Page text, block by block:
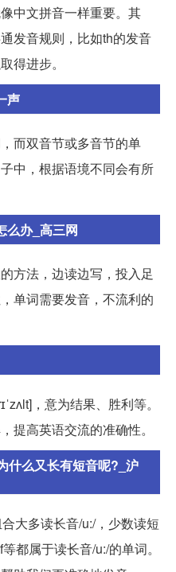
中文拼音一样重要。其
发音规则，比如th的发音
得进步。
声
而双音节或多音节的单
中，根据语境不同会有所
么办_高三网
方法，边读边写，投入足
单词需要发音，不流利的
，意为结果、胜利等。
提高英语交流的准确性。
么又长有短音呢?_沪
大多读长音/u:/，少数读短
都属于读长音/u:/的单词。